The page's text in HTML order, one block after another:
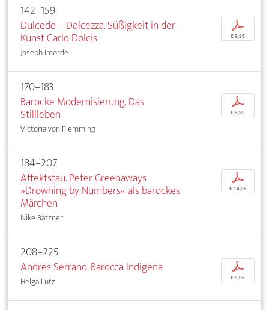
142–159
Dulcedo – Dolcezza. Süßigkeit in der
Kunst Carlo Dolcis
Joseph Imorde
p
€ 9,95
170–183
Barocke Modernisierung. Das
Stillleben
Victoria von Flemming
p
€ 9,95
184–207
Affektstau. Peter Greenaways
»Drowning by Numbers« als barockes
Märchen
Nike Bätzner
p
€ 14,95
208–225
Andres Serrano. Barocca Indigena
Helga Lutz
p
€ 9,95